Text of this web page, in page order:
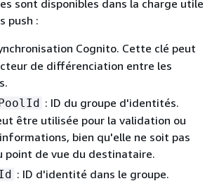
sont disponibles dans la charge utile
push :
Cognito. Cette clé peut
de différenciation entre les
: ID du groupe d'identités.
être utilisée pour la validation ou
bien qu'elle ne soit pas
point de vue du destinataire.
: ID d'identité dans le groupe.